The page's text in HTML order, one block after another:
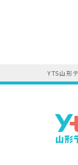
YTS山形